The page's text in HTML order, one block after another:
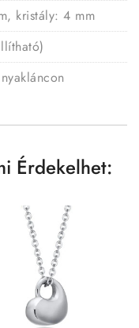
kristály: 4 mm
Érdekelhet: